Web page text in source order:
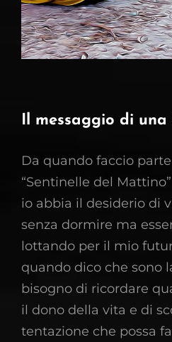
Il messaggio di una
Da quando faccio
“Sentinelle del
io abbia il desiderio di
senza dormire ma
lottando per il mio
quando dico che sono
bisogno di ricordare
il dono della vita e di
tentazione che possa